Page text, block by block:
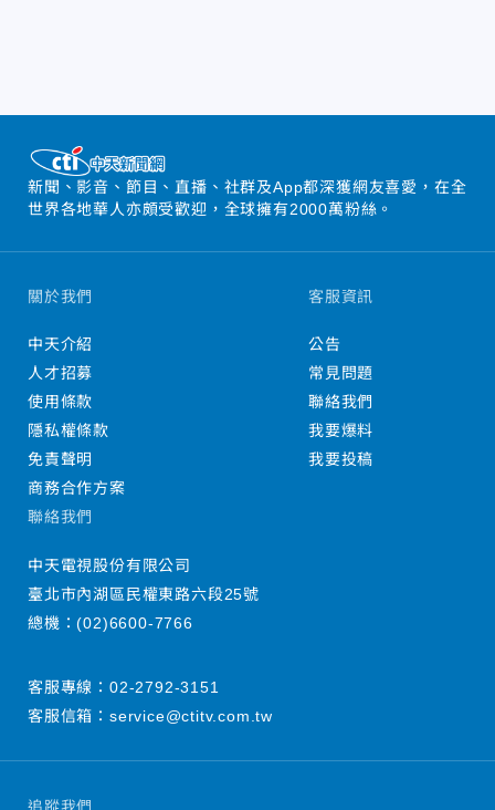
新聞、影音、節目、直播、社群及App都深獲網友喜愛，在全
世界各地華人亦頗受歡迎，全球擁有2000萬粉絲。
追蹤我們
關於我們
中天介紹
人才招募
使用條款
隱私權條款
免責聲明
商務合作方案
客服資訊
公告
常見問題
聯絡我們
我要爆料
我要投稿
聯絡我們
中天電視股份有限公司
臺北市內湖區民權東路六段25號
總機：(02)6600-7766
客服專線： 02-2792-3151
客服信箱： service@ctitv.com.tw